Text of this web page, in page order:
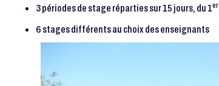
3 périodes de stage réparties sur 15 jours, du 1er
6 stages différents au choix des enseignants